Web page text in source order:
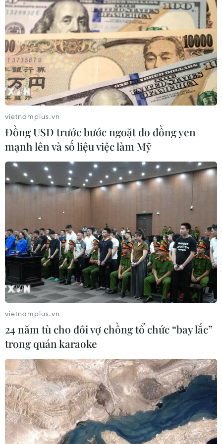
#Tướng quân Phạm Ngũ Lão
#Hội đền Phù Ủng
#Lễ dâng hương Hưng Yên
Theo dõi VietnamPlus
TIN LIÊN QUAN
Tưởng niệm 748 năm ngày Tướng quân
vietnamplus.vn
Đồng USD trước bước ngoặt do đồng yen
mạnh lên và số liệu việc làm Mỹ
vietnamplus.vn
24 năm tù cho đôi vợ chồng tổ chức “bay lắc”
trong quán karaoke